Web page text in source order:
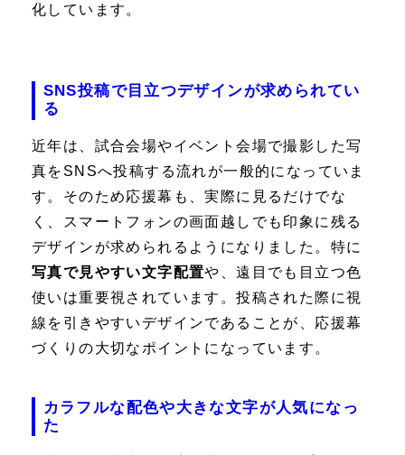
化しています。
SNS投稿で目立つデザインが求められてい
る
近年は、試合会場やイベント会場で撮影した写
真をSNSへ投稿する流れが一般的になっていま
す。そのため応援幕も、実際に見るだけでな
く、スマートフォンの画面越しでも印象に残る
デザインが求められるようになりました。特に
写真で見やすい文字配置や、遠目でも目立つ色
使いは重要視されています。投稿された際に視
線を引きやすいデザインであることが、応援幕
づくりの大切なポイントになっています。
カラフルな配色や大きな文字が人気になっ
た